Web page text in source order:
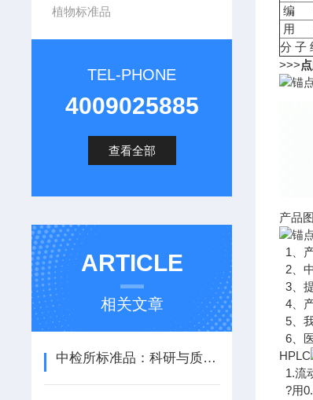
编
用
分 子
>>>
产品
1、
2、
3、
4、
5、
6、
HPLC
1.流
?用
植物标准品
TEL-PHONE
4009025885
查看全部
ARTICLE
相关文章
中检所标准品：科研与质量控制的“黄金标尺”